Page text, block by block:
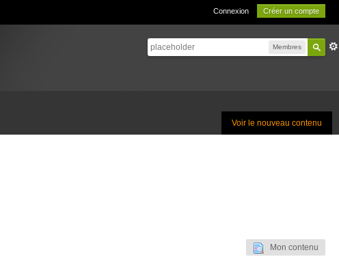
Connexion Créer un compte
Membres
Voir le nouveau contenu
Mon contenu